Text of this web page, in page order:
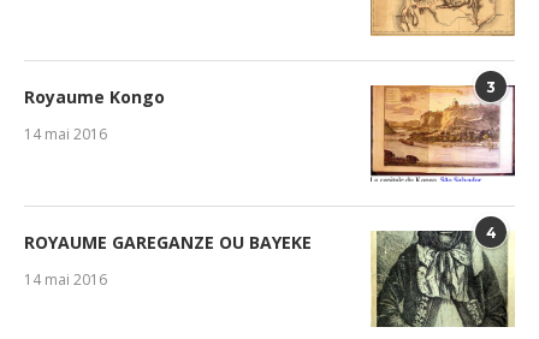
3
Royaume Kongo
14 mai 2016
4
ROYAUME GAREGANZE OU BAYEKE
14 mai 2016